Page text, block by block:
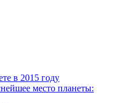
в 2015 году